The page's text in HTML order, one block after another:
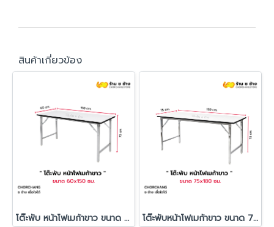
สินค้าเกี่ยวข้อง
โต๊ะพับ หน้าโฟเมก้าขาว ขนาด 60x150 ซม. โต๊ะพับหน้าโฟเมก้าขาว ขนาด 75x180 ซม.